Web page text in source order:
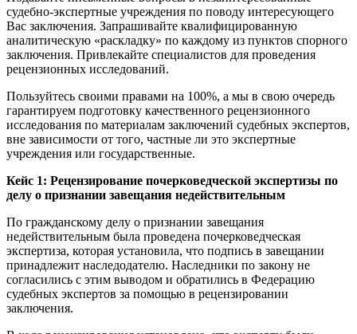
судебно-экспертные учреждения по поводу интересующего
Вас заключения. Запрашивайте квалифицированную
аналитическую «раскладку» по каждому из пунктов спорного
заключения. Привлекайте специалистов для проведения
рецензионных исследований.
Пользуйтесь своими правами на 100%, а мы в свою очередь
гарантируем подготовку качественного рецензионного
исследования по материалам заключений судебных экспертов,
вне зависимости от того, частные ли это экспертные
учреждения или государственные.
Кейс 1: Рецензирование почерковедческой экспертизы по
делу о признании завещания недействительным
По гражданскому делу о признании завещания
недействительным была проведена почерковедческая
экспертиза, которая установила, что подпись в завещании
принадлежит наследодателю. Наследники по закону не
согласились с этим выводом и обратились в Федерацию
судебных экспертов за помощью в рецензировании
заключения.